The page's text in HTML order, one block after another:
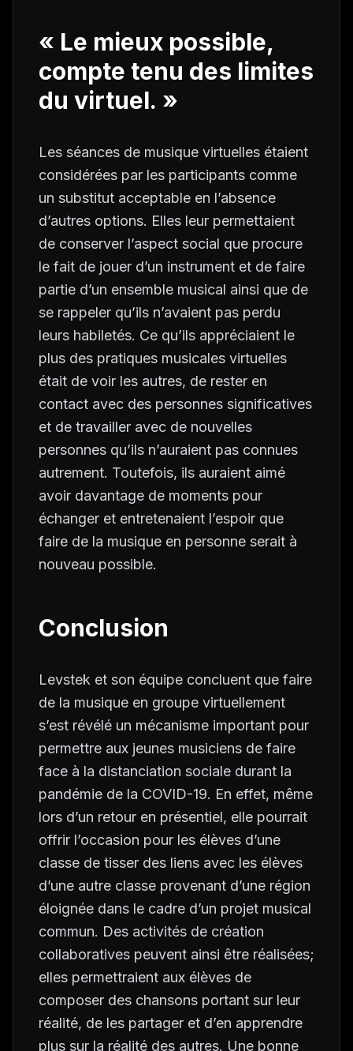
« Le mieux possible,
compte tenu des limites
du virtuel. »
Les séances de musique virtuelles étaient
considérées par les participants comme
un substitut acceptable en l’absence
d’autres options. Elles leur permettaient
de conserver l’aspect social que procure
le fait de jouer d’un instrument et de faire
partie d’un ensemble musical ainsi que de
se rappeler qu’ils n’avaient pas perdu
leurs habiletés. Ce qu’ils appréciaient le
plus des pratiques musicales virtuelles
était de voir les autres, de rester en
contact avec des personnes significatives
et de travailler avec de nouvelles
personnes qu’ils n’auraient pas connues
autrement. Toutefois, ils auraient aimé
avoir davantage de moments pour
échanger et entretenaient l’espoir que
faire de la musique en personne serait à
nouveau possible.
Conclusion
Levstek et son équipe concluent que faire
de la musique en groupe virtuellement
s’est révélé un mécanisme important pour
permettre aux jeunes musiciens de faire
face à la distanciation sociale durant la
pandémie de la COVID-19. En effet, même
lors d’un retour en présentiel, elle pourrait
offrir l’occasion pour les élèves d’une
classe de tisser des liens avec les élèves
d’une autre classe provenant d’une région
éloignée dans le cadre d’un projet musical
commun. Des activités de création
collaboratives peuvent ainsi être réalisées;
elles permettraient aux élèves de
composer des chansons portant sur leur
réalité, de les partager et d’en apprendre
plus sur la réalité des autres. Une bonne